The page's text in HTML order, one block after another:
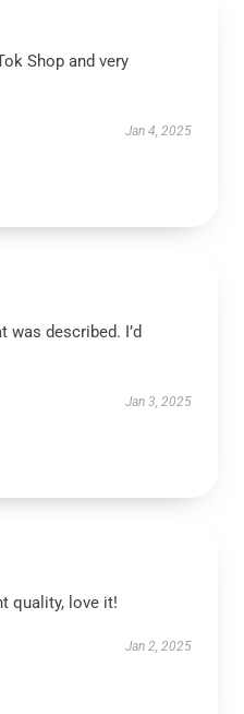
Shop and very
Jan 4, 2025
was described. I’d
Jan 3, 2025
quality, love it!
Jan 2, 2025